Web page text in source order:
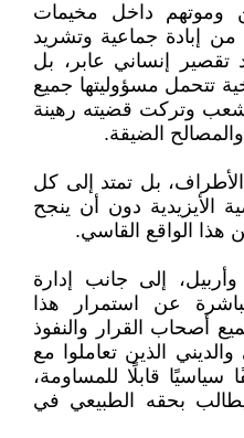
وموتهم داخل مخيمات
من إبادة جماعية وتشريد
تقصير إنساني عابر، بل
تتحمل مسؤوليتها جميع
وتركت قضيته رهينة
الضيقة.
بل تمتد إلى كل
الأيزيدية دون أن ينجح
هذا الواقع القاسي.
إلى جانب إدارة
عن استمرار هذا
أصحاب القرار والنفوذ
الذين تعاملوا مع
سياسيًا قابلًا للمساومة،
بحقه الطبيعي في